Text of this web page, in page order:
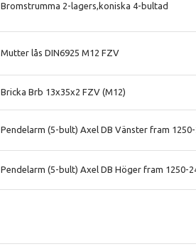
Bromstrumma 2-lagers,koniska 4-bultad
Mutter lås DIN6925 M12 FZV
Bricka Brb 13x35x2 FZV (M12)
Pendelarm (5-bult) Axel DB Vänster fram
Pendelarm (5-bult) Axel DB Höger fram 1250-